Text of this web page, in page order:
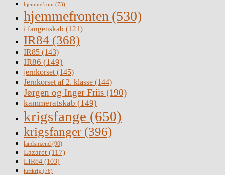
hjemmefront (73)
hjemmefronten (530)
i fangenskab (121)
IR84 (368)
IR85 (143)
IR86 (149)
jernkorset(145)
Jernkorset af 2. klasse (144)
Jørgen og Inger Friis (190)
kammeratskab (149)
krigsfange (650)
krigsfanger (396)
landsmænd (90)
Lazaret (117)
LIR84 (103)
luftkrig (76)